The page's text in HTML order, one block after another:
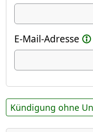
E-Mail-Adresse
Kündigung ohne